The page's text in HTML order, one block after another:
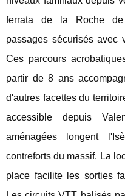
ferrata de la Roche
passages sécurisés avec
Ces parcours
partir de 8 ans
d'autres facettes du
accessible depuis
aménagées longent
contreforts du massif. La
place facilite les sorties